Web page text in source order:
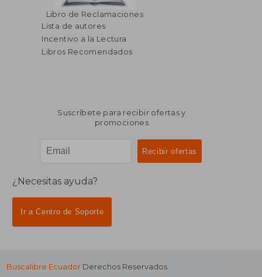
Libro de Reclamaciones
Lista de autores
Incentivo a la Lectura
Libros Recomendados
Suscríbete para recibir ofertas y
promociones
¿Necesitas ayuda?
Ir a Centro de Soporte
Buscalibre Ecuador Derechos Reservados.